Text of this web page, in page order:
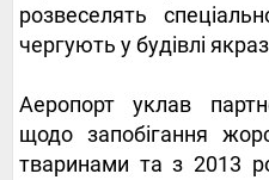
розвеселять
чергують у будівлі
Аеропорт уклав
щодо запобігання
тваринами та з 2013